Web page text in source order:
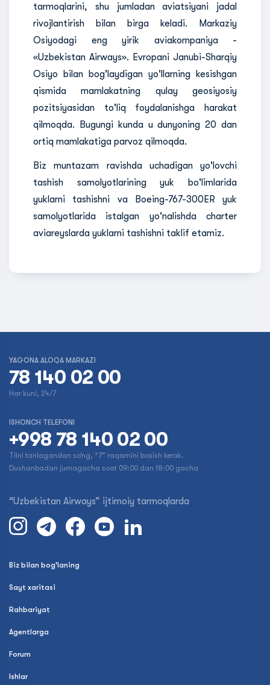
tarmoqlarini, shu jumladan aviatsiyani jadal
rivojlantirish bilan birga keladi. Markaziy
Osiyodagi eng yirik aviakompaniya -
«Uzbekistan Airways». Evropani Janubi-Sharqiy
Osiyo bilan bog'laydigan yo'llarning kesishgan
qismida mamlakatning qulay geosiyosiy
pozitsiyasidan to'liq foydalanishga harakat
qilmoqda. Bugungi kunda u dunyoning 20 dan
ortiq mamlakatiga parvoz qilmoqda.
Biz muntazam ravishda uchadigan yo'lovchi
tashish samolyotlarining yuk bo'limlarida
yuklarni tashishni va Boeing-767-300ER yuk
samolyotlarida istalgan yo'nalishda charter
aviareyslarda yuklarni tashishni taklif etamiz.
YAGONA ALOQA MARKAZI
78 140 02 00
Har kuni, 24/7
ISHONCH TELEFONI
+998 78 140 02 00
Tilni tanlagandan so‘ng, “7” raqamini bosish kerak.
Dushanbadan jumagacha soat 09:00 dan 18:00 gacha
“Uzbekistan Airways” ijtimoiy tarmoqlarda
Biz bilan bog'laning
Sayt xaritasi
Rahbariyat
Agentlarga
Forum
Ishlar